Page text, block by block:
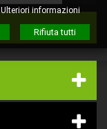
Ulteriori informazioni
Rifiuta tutti